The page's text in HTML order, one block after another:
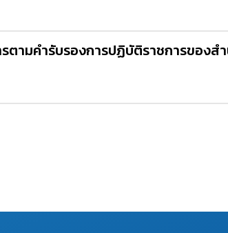
ตามคำรับรองการปฏิบัติราชการของ